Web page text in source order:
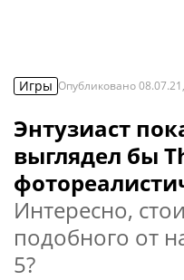
Игры Опубликовано
Энтузиаст
выглядел бы
Интересно,
подобного от
5?